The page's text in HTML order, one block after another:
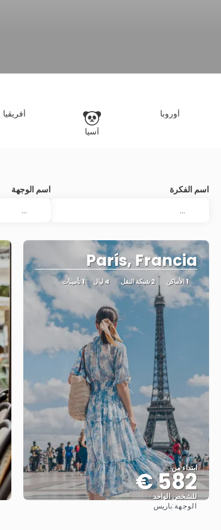
أوروبا
آسيا
أفريقيا
اسم الفكرة اسم الوجهة
París, Francia
1 الأماكن 2 شبكة النقل 4 ليال 1 تأمينات
ابتداء من
582 €
للشخص الواحد
الوجهة:باريس